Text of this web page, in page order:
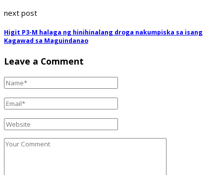
next post
Higit P3-M halaga ng hinihinalang droga nakumpiska sa isang
Kagawad sa Maguindanao
Leave a Comment